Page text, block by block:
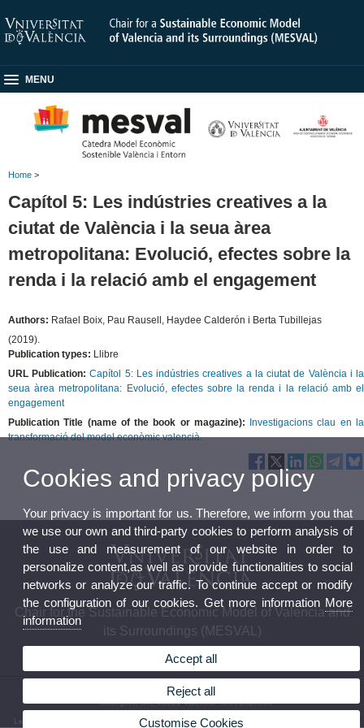
MENU
Home >
Capítol 5: Les indústries creatives a la
ciutat de València i la seua àrea
metropolitana: Evolució, efectes sobre la
renda i la relació amb el engagement
Authors: Rafael Boix, Pau Rausell, Haydee Calderón i Berta Tubillejas
(2019).
Publication types: Llibre
URL Publication:Capítol 5: Les indústries creatives a la ciutat de València i la
seua àrea metropolitana: Evolució, efectes sobre la renda i la relació amb el
engagement
Publication Title (name of the book or magazine): Investigacions clau en la
transformació del model econòmic valencià.
Chair for the Sustainable Economic Model of Valencia and
its Surroundings (MESVAL)
© 2026 UV. - Campus Tarongers. Edificio Departamental. Facultad de Economía. Avda.
Tarongers, s/n, 46022 València Tlf.961625950
Legal Disclaimer Privacy Policy|Cookies|Transparency
Cookies and privacy policy
Your privacy is important for us. Therefore, we inform you that
we use our own and third-party cookies to perform analysis of
the use and measurement of our website in order to
personalize content,as well as provide functionalities to social
networks or analyze our traffic. To continue accept or modify
the configuration of our cookies. Get more information More
information
Accept all
Reject all
Customise Cookies